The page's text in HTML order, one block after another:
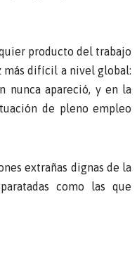
producto del trabajo
más difícil a nivel global:
nunca apareció, y en la
de pleno empleo
extrañas dignas de la
como las que